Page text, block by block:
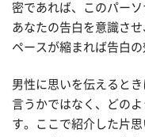
密であれば、このパーソ
あなたの告白を意識さ
ペースが縮まれば告白
男性に思いを伝えると
言うかではなく、どの
す。ここで紹介した片